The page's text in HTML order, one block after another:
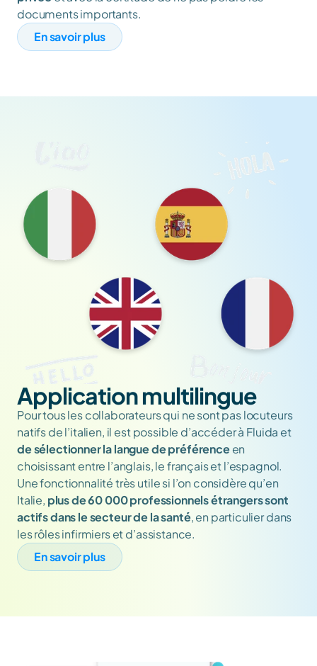
documents importants.
En savoir plus
Application multilingue
Pour tous les collaborateurs qui ne sont pas locuteurs
de sélectionner la langue de préférence en
choisissant entre l’anglais, le français et l’espagnol.
Une fonctionnalité très utile si l’on considère qu’en
Italie, plus de 60 000 professionnels étrangers sont
actifs dans le secteur de la santé, en particulier dans
les rôles infirmiers et d’assistance.
En savoir plus